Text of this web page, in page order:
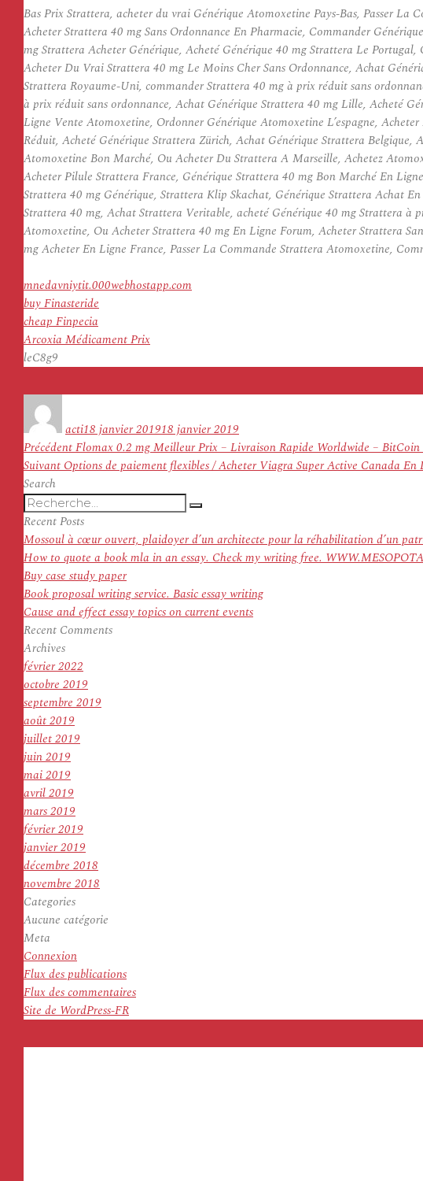
Bas Prix Strattera, acheter du vrai Générique Atomoxetine Pays-Bas, Passer
Acheter Strattera 40 mg Sans Ordonnance En Pharmacie, Commander
mg Strattera Acheter Générique, Acheté Générique 40 mg Strattera Le
Acheter Du Vrai Strattera 40 mg Le Moins Cher Sans Ordonnance, Achat
Strattera Royaume-Uni, commander Strattera 40 mg à prix réduit sans
à prix réduit sans ordonnance, Achat Générique Strattera 40 mg Lille, Acheté
Ligne Vente Atomoxetine, Ordonner Générique Atomoxetine L’espagne,
Réduit, Acheté Générique Strattera Zürich, Achat Générique Strattera
Atomoxetine Bon Marché, Ou Acheter Du Strattera A Marseille, Achetez
Acheter Pilule Strattera France, Générique Strattera 40 mg Bon Marché En
Strattera 40 mg Générique, Strattera Klip Skachat, Générique Strattera Achat
Strattera 40 mg, Achat Strattera Veritable, acheté Générique 40 mg Strattera
Atomoxetine, Ou Acheter Strattera 40 mg En Ligne Forum, Acheter Strattera
mg Acheter En Ligne France, Passer La Commande Strattera Atomoxetine,
mnedavniytit.000webhostapp.com
buy Finasteride
cheap Finpecia
Arcoxia Médicament Prix
leC8g9
actile
18 janvier 201918 janvier 2019
Navigation
de
l’article
PrécédentArticle
précédent :
Flomax 0.2 mg Meilleur Prix – Livraison Rapide Worldwide – BitCoin
Suivant Article
Options de paiement flexibles / Acheter Viagra Super Active Canada
Search
Recherche
pour
:
Recherche
Recent Posts
Mossoul à cœur ouvert, plaidoyer d’un architecte pour la réhabilitation d’un
How to quote a book mla in an essay. Check my writing free.
Buy case study paper
Book proposal writing service. Basic essay writing
Cause and effect essay topics on current events
Recent Comments
Archives
février 2022
octobre 2019
septembre 2019
août 2019
juillet 2019
juin 2019
mai 2019
avril 2019
mars 2019
février 2019
janvier 2019
décembre 2018
novembre 2018
Categories
Aucune catégorie
Meta
Connexion
Flux des publications
Flux des commentaires
Site de WordPress-FR